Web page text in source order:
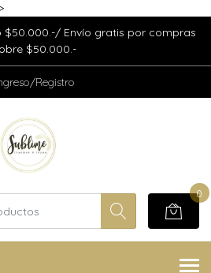
$50.000.-/ Envío gratis por compras
$50.000.-
Registro
0